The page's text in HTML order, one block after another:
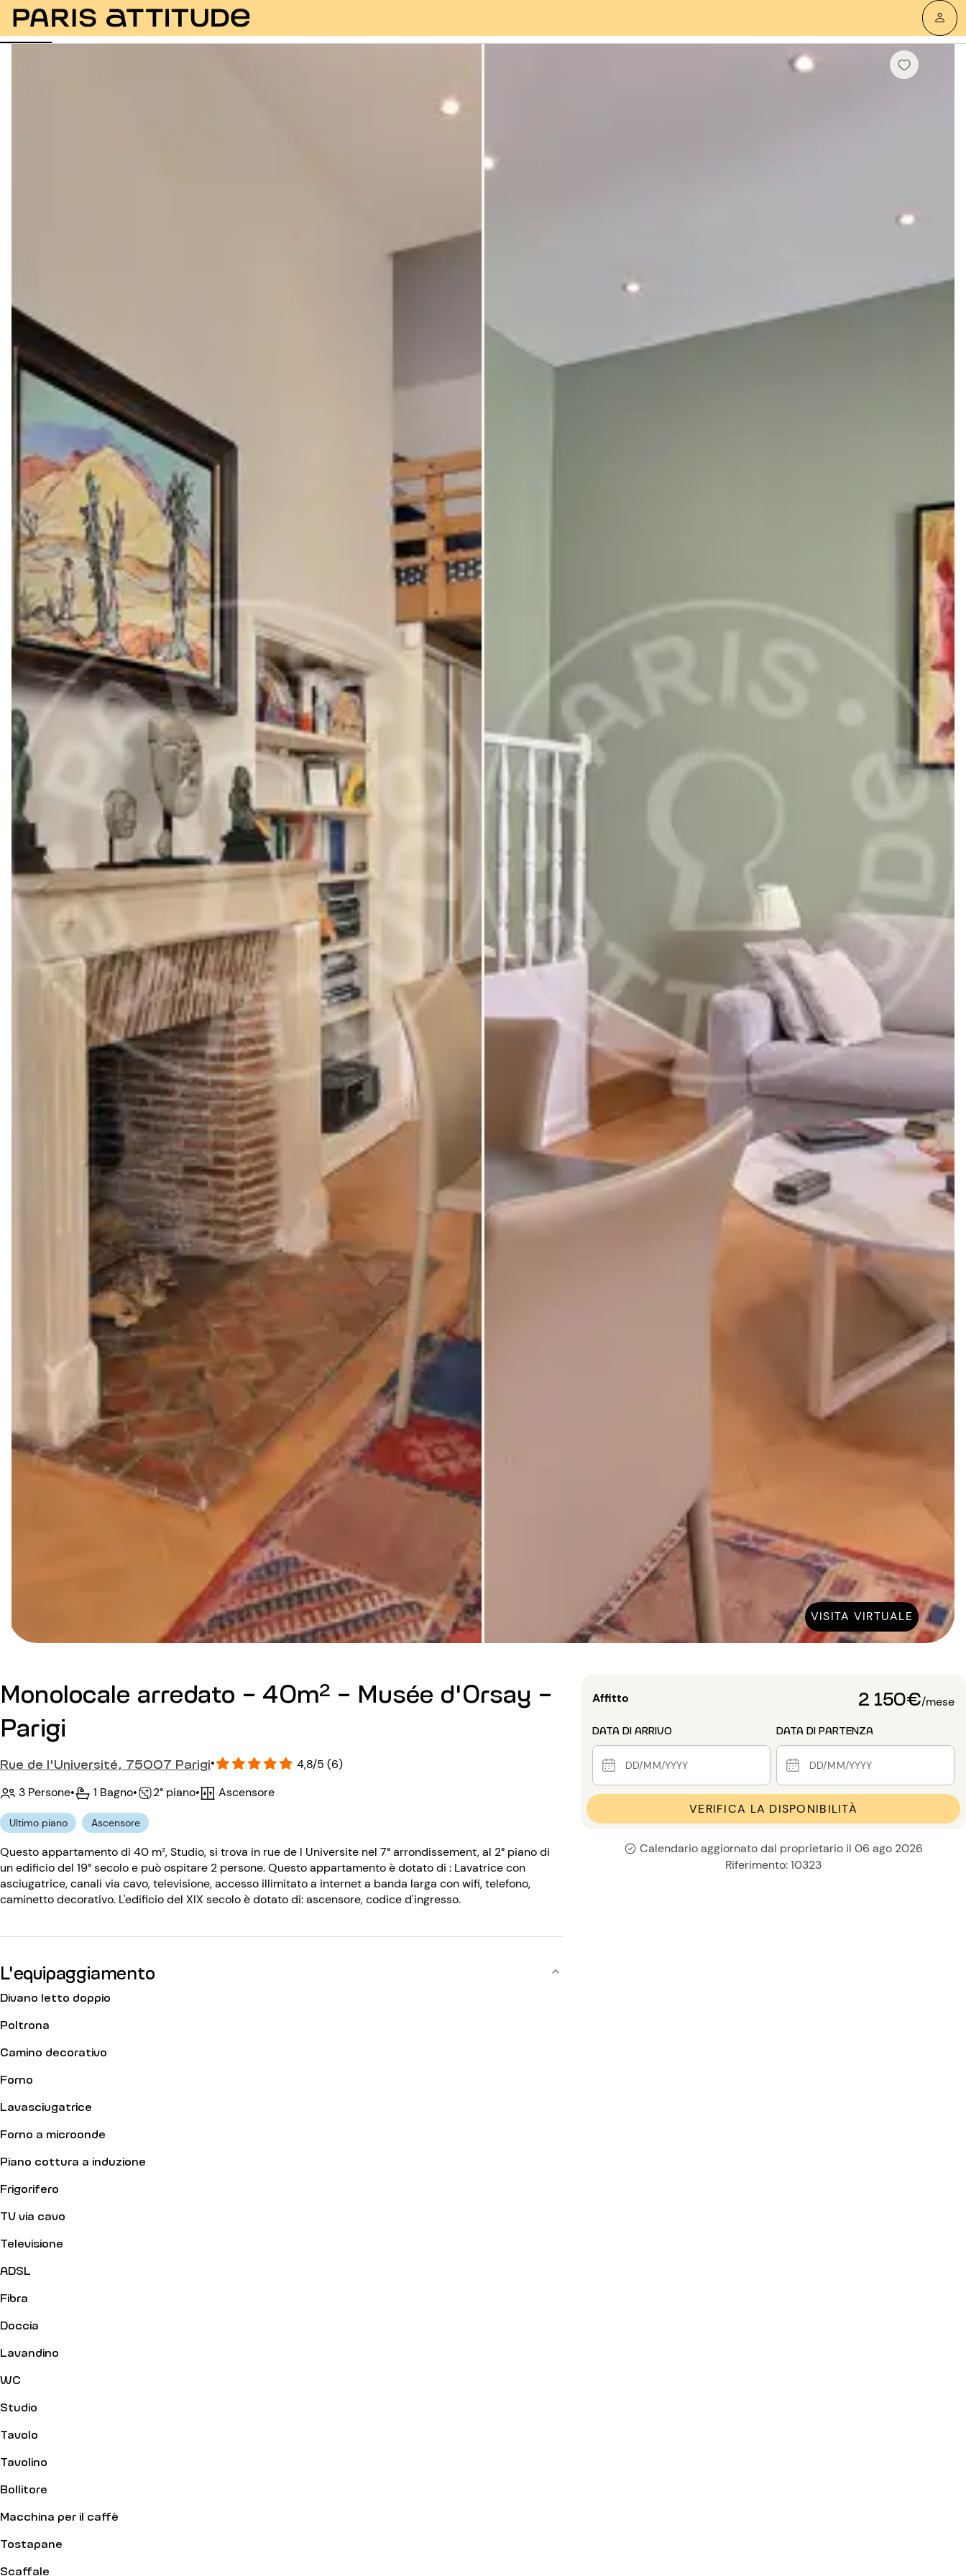
Foto Descrizione Equipaggiamento
VISITA VIRTUALE
Monolocale arredato - 40m² - Musée d'Orsay -
Parigi
Rue de l'Université, 75007 Parigi•
4,8/5 (6)
3 Persone• 1 Bagno• 2° piano• Ascensore
Ultimo piano Ascensore
Questo appartamento di 40 m², Studio, si trova in rue de l Universite nel 7° arrondissement, al 2° piano di
un edificio del 19° secolo e può ospitare 2 persone. Questo appartamento è dotato di : Lavatrice con
asciugatrice, canali via cavo, televisione, accesso illimitato a internet a banda larga con wifi, telefono,
caminetto decorativo. L'edificio del XIX secolo è dotato di: ascensore, codice d'ingresso.
L'equipaggiamento
Divano letto doppio
Poltrona
Camino decorativo
Forno
Lavasciugatrice
Forno a microonde
Piano cottura a induzione
Frigorifero
TV via cavo
Televisione
ADSL
Fibra
Doccia
Lavandino
WC
Studio
Tavolo
Tavolino
Bollitore
Macchina per il caffè
Tostapane
Scaffale
Affitto 2 150€/mese
DATA DI ARRIVO DATA DI PARTENZA
VERIFICA LA DISPONIBILITÀ
Calendario aggiornato dal proprietario il 06 ago 2026
Riferimento: 10323